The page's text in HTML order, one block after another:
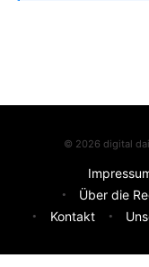
© 2026 digital
Über die
Kontakt